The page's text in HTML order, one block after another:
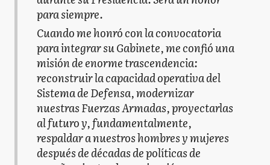
para siempre.
Cuando me honró con la convocatoria
para integrar su Gabinete, me confió una
misión de enorme trascendencia:
reconstruir la capacidad operativa del
Sistema de Defensa, modernizar
nuestras Fuerzas Armadas, proyectarlas
al futuro y, fundamentalmente,
respaldar a nuestros hombres y mujeres
después de décadas de políticas de